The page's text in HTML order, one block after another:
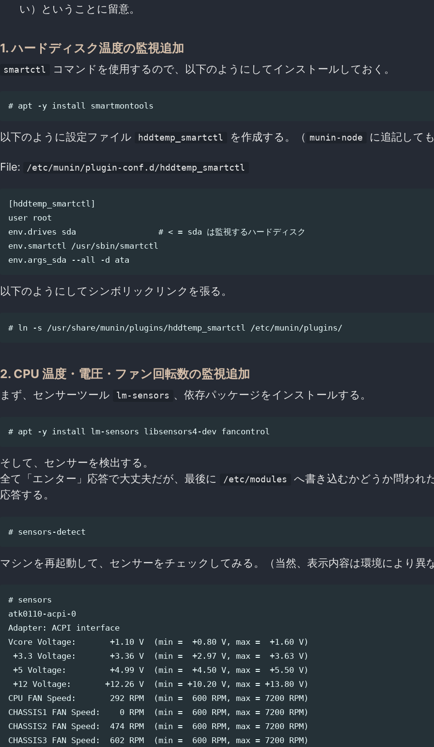
い）ということに留意。
1. ハードディスク温度の監視追加
smartctl コマンドを使用するので、以下のようにしてインストールしておく。
以下のように設定ファイル hddtemp_smartctl を作成する。（ munin-node に追記して
File: /etc/munin/plugin-conf.d/hddtemp_smartctl
[hddtemp_smartctl]
user root
env.drives sda                 # < = sda は監視するハードディスク
env.smartctl /usr/sbin/smartctl
以下のようにしてシンボリックリンクを張る。
2. CPU 温度・電圧・ファン回転数の監視追加
まず、センサーツール lm-sensors 、依存パッケージをインストールする。
そして、センサーを検出する。
全て「エンター」応答で大丈夫だが、最後に
/etc/modules
へ書き込むかどうか問われ
応答する。
マシンを再起動して、センサーをチェックしてみる。（当然、表示内容は環境により異
# sensors
atk0110-acpi-0
Adapter: ACPI interface
Vcore Voltage:       +1.10 V  (min =  +0.80 V, max =  +1.60 V)
+3.3 Voltage:       +3.36 V  (min =  +2.97 V, max =  +3.63 V)
+5 Voltage:         +4.99 V  (min =  +4.50 V, max =  +5.50 V)
+12 Voltage:       +12.26 V  (min = +10.20 V, max = +13.80 V)
CPU FAN Speed:       292 RPM  (min =  600 RPM, max = 7200 RPM)
CHASSIS1 FAN Speed:    0 RPM  (min =  600 RPM, max = 7200 RPM)
CHASSIS2 FAN Speed:  474 RPM  (min =  600 RPM, max = 7200 RPM)
CHASSIS3 FAN Speed:  602 RPM  (min =  600 RPM, max = 7200 RPM)